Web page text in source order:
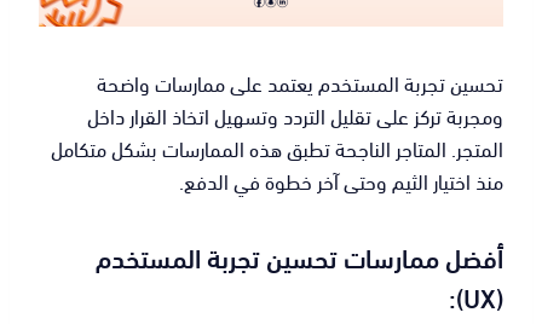
تحسين تجربة المستخدم يعتمد على ممارسات واضحة
ومجربة تركز على تقليل التردد وتسهيل اتخاذ القرار داخل
المتجر. المتاجر الناجحة تطبق هذه الممارسات بشكل متكامل
منذ اختيار الثيم وحتى آخر خطوة في الدفع.
أفضل ممارسات تحسين تجربة المستخدم
(UX):